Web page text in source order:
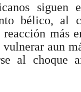
siguen
bélico, al
más
aun
al choque